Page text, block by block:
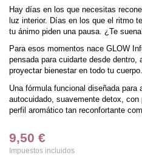
Hay días en los que necesitas
luz interior. Días en los que el ritmo
tu ánimo piden una pausa. ¿Te
Para esos momentos nace GLOW
pensada para cuidarte desde dentro,
proyectar bienestar en todo tu cuerpo.
Una fórmula funcional diseñada para
autocuidado, suavemente detox,
perfil aromático tan reconfortante
9,50 €
Impuestos incluidos